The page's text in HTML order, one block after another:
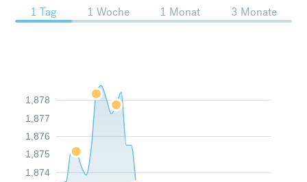
1 Tag 1 Woche 1 Monat 3 Monate
1,874
1,875
1,876
1,877
1,878